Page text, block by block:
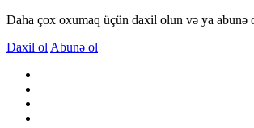
Daha çox oxumaq üçün daxil olun və ya abunə
Daxil ol Abunə ol